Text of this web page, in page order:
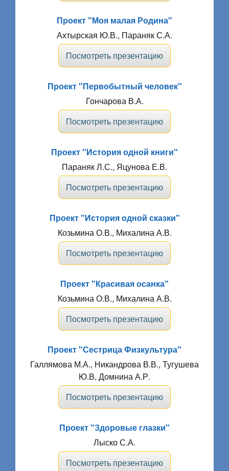
Проект "Моя малая Родина"
Ахтырская Ю.В., Параняк С.А.
Посмотреть презентацию
Проект "Первобытный человек"
Гончарова В.А.
Посмотреть презентацию
Проект "История одной книги"
Параняк Л.С., Яцунова Е.В.
Посмотреть презентацию
Проект "История одной сказки"
Козьмина О.В., Михалина А.В.
Посмотреть презентацию
Проект "Красивая осанка"
Козьмина О.В., Михалина А.В.
Посмотреть презентацию
Проект "Сестрица Физкультура"
Галлямова М.А., Никандрова В.В., Тугушева
Ю.В, Домнина А.Р.
Посмотреть презентацию
Проект "Здоровые глазки"
Лыско С.А.
Посмотреть презентацию